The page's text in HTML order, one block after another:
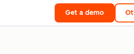
Get a demo